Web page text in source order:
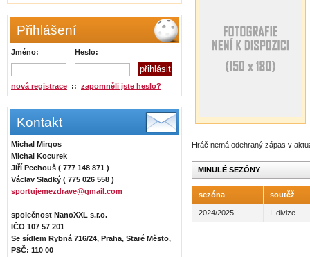
Přihlášení
Jméno: Heslo:
nová registrace :: zapomněli jste heslo?
Kontakt
Michal Mirgos
Michal Kocurek
Jiří Pechouš ( 777 148 871 )
Václav Sladký ( 775 026 558 )
sportujemezdrave@gmail.com
společnost NanoXXL s.r.o.
IČO 107 57 201
Se sídlem Rybná 716/24, Praha, Staré Město,
PSČ: 110 00
Hráč nemá odehraný zápas v
MINULÉ SEZÓNY
sezóna soutěž
2024/2025 I. divize